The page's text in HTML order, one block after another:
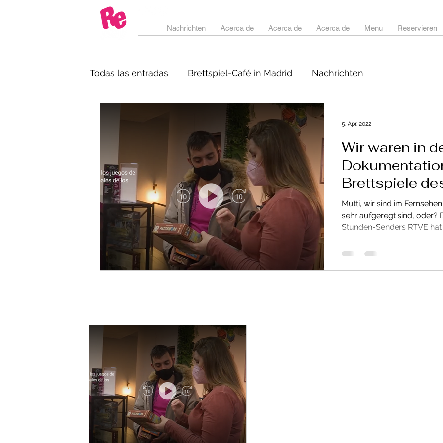
Nachrichten Acerca de Acerca de Acerca de Menu Reservieren
Todas las entradas Brettspiel-Café in Madrid Nachrichten
Presse und Fernsehen
Wir waren in
Brettspiele
Kanals von
Española zu
Mutti, wir sind im
sehr aufgeregt sind, oder?
Stunden-Senders RTVE hat
5. Apr. 2022